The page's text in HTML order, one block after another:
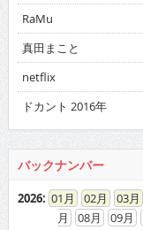
RaMu
真田まこと
netflix
ドカント 2016年
バックナンバー
2026: 01 02 03
08
09